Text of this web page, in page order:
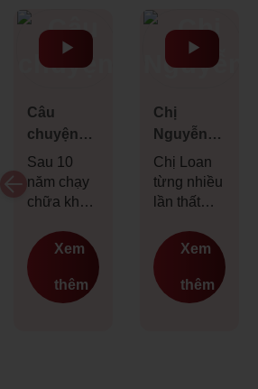
Câu
chuyện
của vợ
chồng chị
Phương
Hưng
Sau 10
năm chạy
chữa khắp
đa nang
buồng
trứng,
chồng tinh
Xem
thêm
Chị
Nguyễn
Thị Loan
Chị Loan
từng nhiều
lần thất
nang
buồng
trứng, cho
đến khi
Xem
thêm